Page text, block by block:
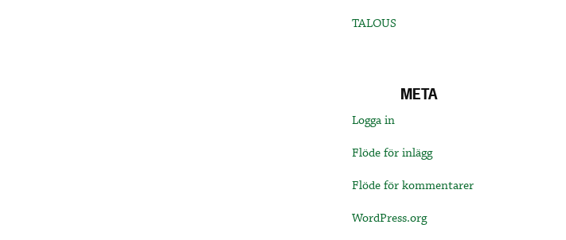
TALOUS
META
Logga in
Flöde för inlägg
Flöde för kommentarer
WordPress.org